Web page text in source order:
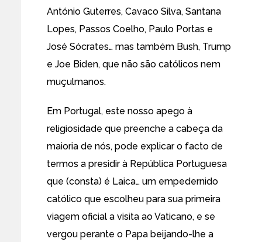
António Guterres, Cavaco Silva, Santana
Lopes, Passos Coelho, Paulo Portas e
José Sócrates… mas também Bush, Trump
e Joe Biden, que não são católicos nem
muçulmanos.
Em Portugal, este nosso apego à
religiosidade que preenche a cabeça da
maioria de nós, pode explicar o facto de
termos a presidir à República Portuguesa
que (consta) é Laica… um empedernido
católico que escolheu para sua primeira
viagem oficial a visita ao Vaticano, e se
vergou perante o Papa beijando-lhe a